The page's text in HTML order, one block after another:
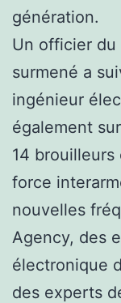
génération.
Un officier du
surmené a
ingénieur
également
14
force
nouvelles
Agency, des
électronique
des experts